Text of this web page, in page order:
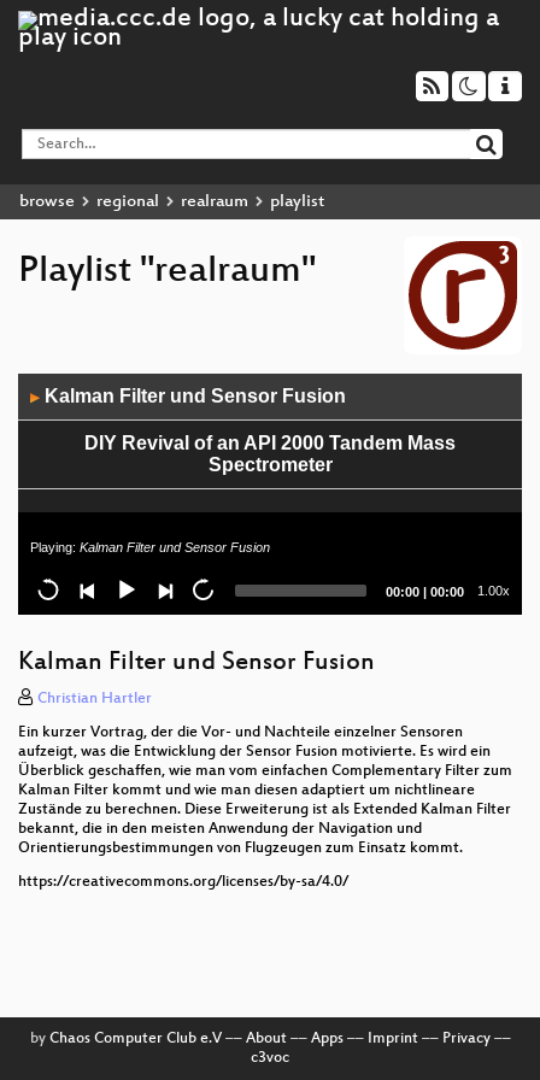
browse regional realraum playlist
Playlist "realraum"
Player
▶ Kalman Filter und Sensor Fusion
DIY Revival of an API 2000 Tandem Mass
Spectrometer
Playing: Kalman Filter und Sensor Fusion
Current
00:00 | Total
00:00 1.00x
Kalman Filter und Sensor Fusion
Christian Hartler
Ein kurzer Vortrag, der die Vor- und Nachteile einzelner Sensoren
aufzeigt, was die Entwicklung der Sensor Fusion motivierte. Es wird ein
Überblick geschaffen, wie man vom einfachen Complementary Filter zum
Kalman Filter kommt und wie man diesen adaptiert um nichtlineare
Zustände zu berechnen. Diese Erweiterung ist als Extended Kalman Filter
bekannt, die in den meisten Anwendung der Navigation und
Orientierungsbestimmungen von Flugzeugen zum Einsatz kommt.
https://creativecommons.org/licenses/by-sa/4.0/
by Chaos Computer Club e.V–– About–– Apps–– Imprint–– Privacy––
c3voc